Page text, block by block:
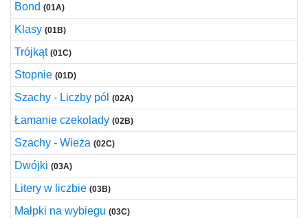
Bond (01A)
Klasy (01B)
Trójkąt (01C)
Stopnie (01D)
Szachy - Liczby pól (02A)
Łamanie czekolady (02B)
Szachy - Wieża (02C)
Dwójki (03A)
Litery w liczbie (03B)
Małpki na wybiegu (03C)